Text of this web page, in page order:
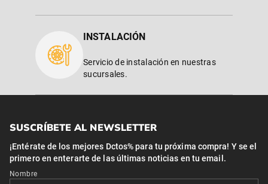
INSTALACIÓN
Servicio de instalación en nuestras
sucursales.
SUSCRÍBETE AL NEWSLETTER
¡Entérate de los mejores Dctos% para tu próxima compra! Y se el
primero en enterarte de las últimas noticias en tu email.
Nombre